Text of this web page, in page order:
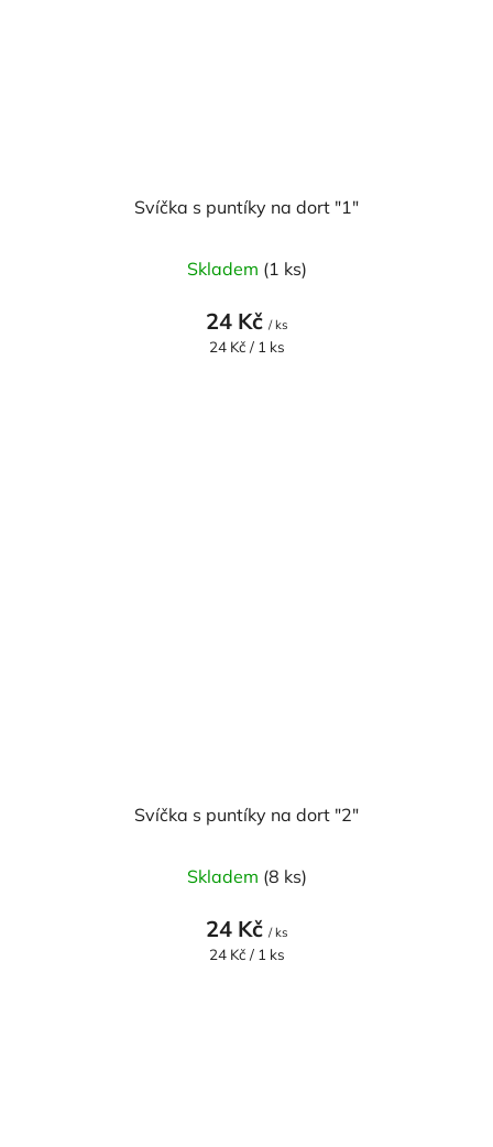
Svíčka s puntíky na dort "1"
hodnocení
produktu
je
Skladem (1 ks)
24 Kč / ks
Měrná
24 Kč / 1 ks
Svíčka s puntíky na dort "2"
Skladem (8 ks)
24 Kč / ks
Měrná
24 Kč / 1 ks